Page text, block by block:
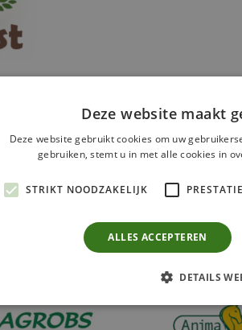
Deze website maakt
Deze website gebruikt cookies om uw
gebruiken, stemt u in met alle cookies in
STRIKT NOODZAKELIJK PRESTATIE
ALLES ACCEPTEREN
DETAILS